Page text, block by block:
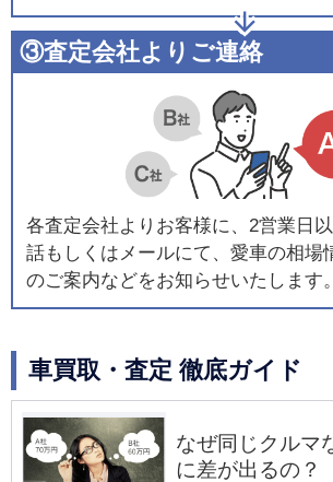
③査定会社よりご連絡
各査定会社よりお客様に、2営業日
話もしくはメールにて、愛車の相場
のご案内などをお知らせいたします。
車買取・査定 徹底ガイド
なぜ同じクルマ
に差が出るの？